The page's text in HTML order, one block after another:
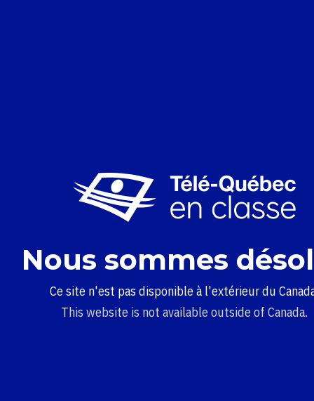
Nous sommes
Ce site n'est pas disponible à l'extérieur du
This website is not available outside of Canada.